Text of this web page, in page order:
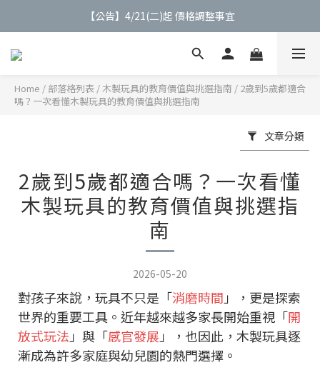
【公告】4/21(二)起 價格調整事宜
【公告】4/21(二)起 價格調整事宜
【會員】註冊會員最高送$９００購物金
Home / 部落格列表 /木製玩具的教育價值與挑選指南 / 2歲到5歲都適合
嗎？一次看懂木製玩具的教育價值與挑選指南
文章分類
2歲到5歲都適合嗎？一次看懂
木製玩具的教育價值與挑選指
南
2026-05-20
對孩子來說，玩具不只是「消磨時間 」，更是探索
世界的重要工具。近年越來越多家長開始重視「開
放式玩法 」與「感官發展 」，也因此，木製玩具逐
漸成為許多家庭與幼兒園的熱門選擇。